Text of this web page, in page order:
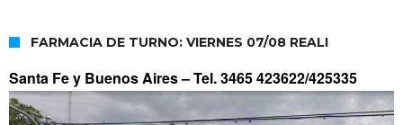
FARMACIA DE TURNO: VIERNES 07/08 REALI
Santa Fe y Buenos Aires –Tel. 3465 423622/425335